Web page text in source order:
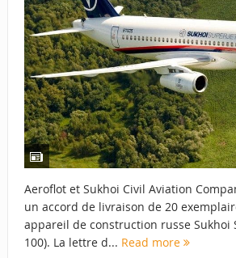
Aeroflot et Sukhoi Civil Aviation
un accord de livraison de 20
appareil de construction russe Sukhoi
100). La lettre d... Read more